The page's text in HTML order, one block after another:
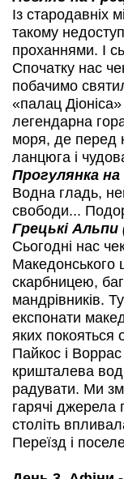
Із стародавніх
такому
проханнями. І
Спочатку нас
побачимо
«палац
легендарна
моря, де перед
ланцюга і
Прогулянка
Водна гладь,
свободи...
Грецькі
Сьогодні нас
Македонського
скарбницею,
мандрівників.
експонати
яких покояться
Пайкос і
кришталева
радувати. Ми
гарячі джерела
століть
Переїзд і